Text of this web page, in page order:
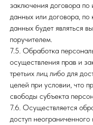
заключения договора
данных или договора, по
данных будет являться
поручителем.
7.5. Обработка
осуществления прав и
третьих лиц либо для
целей при условии, что
свободы субъекта
7.6. Осуществляется
доступ